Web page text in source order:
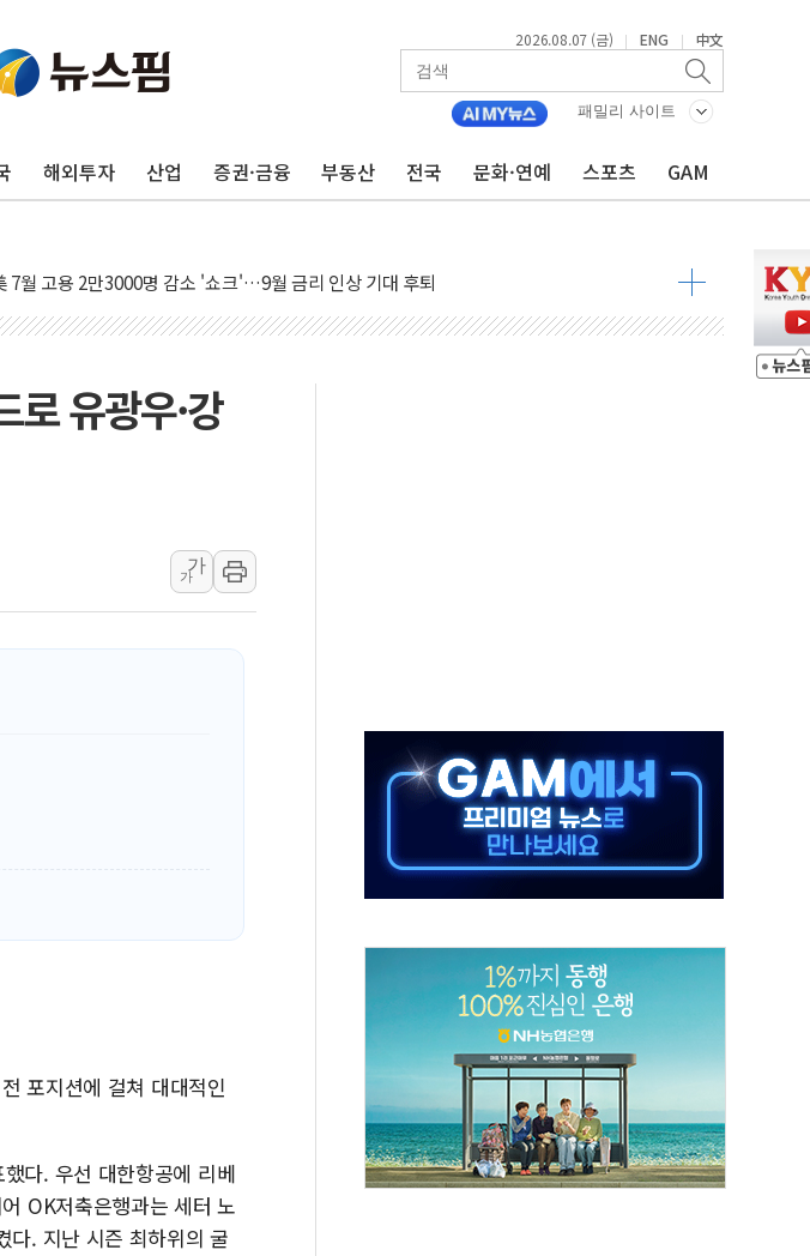
2026.08.07 (금) | ENG | 中文
패밀리 사이트
해외투자 산업 증권·금융 부동산 전국 문화·연예 스포츠 GAM
스] 뉴욕 반도체주 프리뷰...美 고용 쇼크에 반도체주 '활짝'
프리뷰, 美 고용 쇼크에 금리 인상 우려 후퇴…나스닥 선물 1%대 상승
람 수니파 3개국, 공동방위협정 체결
개장 전 특징주...아틀라시안·클라우드플레어·태양광주↑ VS 트레이드데스크·웬디스↓
리 내려야"…파월 때와 달리 워시엔 톤 낮춰
인 측근 포항시 정책특보 내정설...포항시 '시끌'
어 "이란 최고지도자 위독…곧 사망해도 놀랍지 않아"
그러지고 가뭄 숙지나...경북동해안권 8~9일 최대 100mm 호우
튀르키예·파키스탄, '공동방위협정' 체결… 수니파 국가들의 새 안보 협력 구도
·그린벨트로 또 충돌…반복되는 국토부-서울시 '정책 엇박자'
유광우·강
가
가
포지션에 걸쳐 대대적인
다. 우선 대한항공에 리베
OK저축은행과는 세터 노
다. 지난 시즌 최하위의 굴